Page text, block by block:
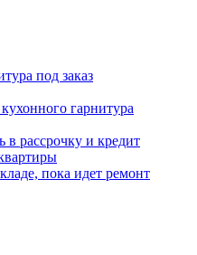
под заказ
гарнитура
рассрочку и кредит
пока идет ремонт